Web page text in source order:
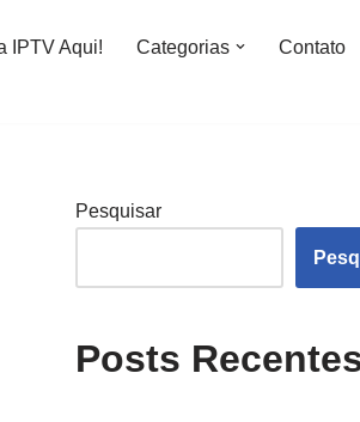
IPTV Aqui! Categorias
Contato
Pesquisar
Posts